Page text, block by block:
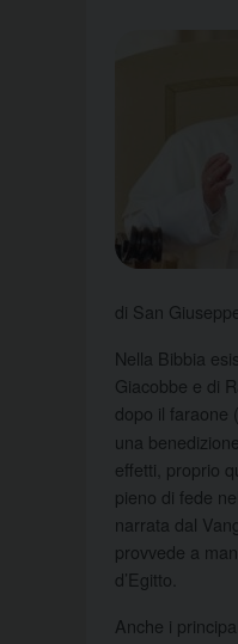
di San
Nella Bibbia
Giacobbe e di
dopo il faraone
una
effetti, proprio
pieno di fede
narrata dal
provvede a
d’Egitto.
Anche i